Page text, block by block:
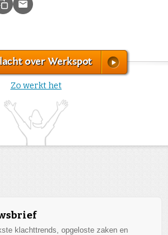
over Werkspot
Zo werkt het
klachttrends, opgeloste zaken en